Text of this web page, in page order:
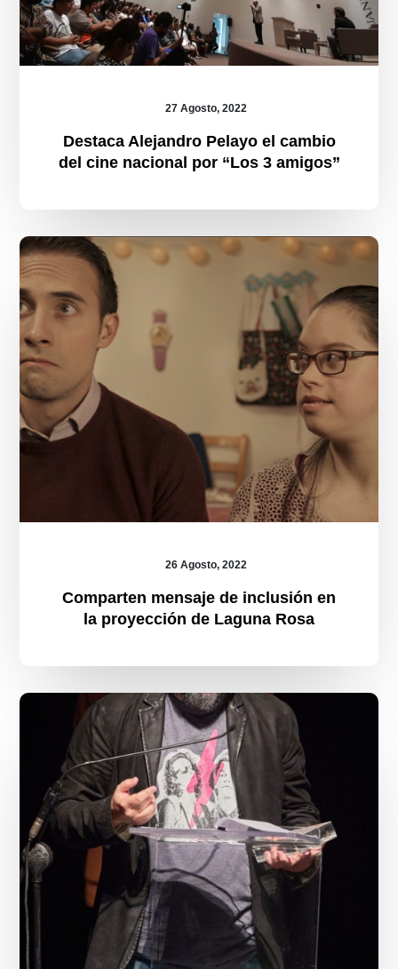
27 Agosto, 2022
Destaca Alejandro Pelayo el cambio
del cine nacional por “Los 3 amigos”
Comparten
26 Agosto, 2022
Comparten mensaje de inclusión en
la proyección de Laguna Rosa
Estas
son
películas
ganadoras
del
18
ficmonterrey